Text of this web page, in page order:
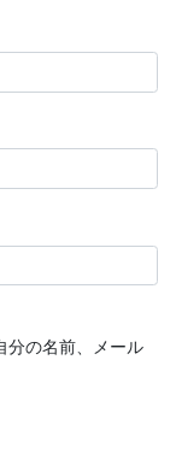
分の名前、メール